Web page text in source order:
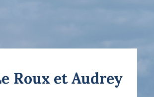
Roux et Audrey